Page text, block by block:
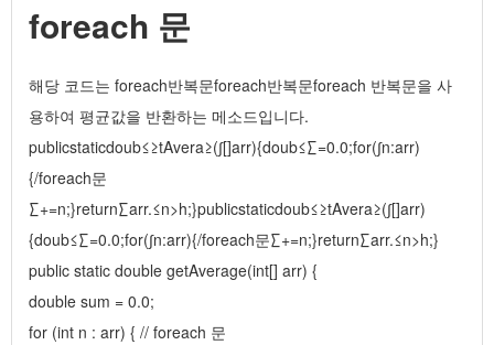
foreach 문
해당 코드는 foreach반복문foreach반복문foreach 반복문을 사
용하여 평균값을 반환하는 메소드입니다.
publicstaticdoub≤≥tAvera≥(∫[]arr){doub≤∑=0.0;for(∫n:arr)
{/foreach문
∑+=n;}return∑arr.≤n>h;}publicstaticdoub≤≥tAvera≥(∫[]arr)
{doub≤∑=0.0;for(∫n:arr){/foreach문∑+=n;}return∑arr.≤n>h;}
public static double getAverage(int[] arr) {
double sum = 0.0;
for (int n : arr) { // foreach 문